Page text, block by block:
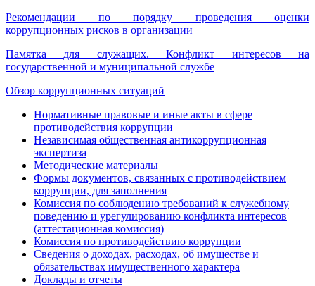
Рекомендации по порядку проведения оценки
коррупционных рисков в организации
Памятка для служащих. Конфликт интересов на
государственной и муниципальной службе
Обзор коррупционных ситуаций
Нормативные правовые и иные акты в сфере
противодействия коррупции
Независимая общественная антикоррупционная
экспертиза
Методические материалы
Формы документов, связанных с противодействием
коррупции, для заполнения
Комиссия по соблюдению требований к служебному
поведению и урегулированию конфликта интересов
(аттестационная комиссия)
Комиссия по противодействию коррупции
Сведения о доходах, расходах, об имуществе и
обязательствах имущественного характера
Доклады и отчеты